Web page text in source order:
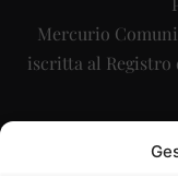
Mercurio
iscritta al